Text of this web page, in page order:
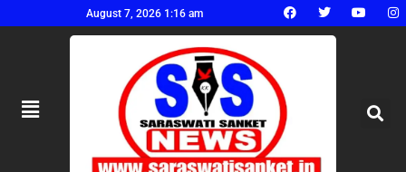
August 7, 2026 1:16 am